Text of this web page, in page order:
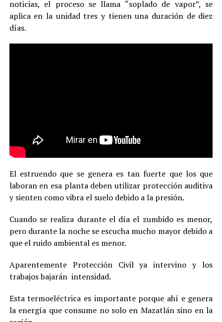
noticias, el proceso se llama “soplado de vapor”, se
aplica en la unidad tres y tienen una duración de diez
días.
El estruendo que se genera es tan fuerte que los que
laboran en esa planta deben utilizar protección auditiva
y sienten como vibra el suelo debido a la presión.
Cuando se realiza durante el día el zumbido es menor,
pero durante la noche se escucha mucho mayor debido a
que el ruido ambiental es menor.
Aparentemente Protección Civil ya intervino y los
trabajos bajarán intensidad.
Esta termoeléctrica es importante porque ahí e genera
la energía que consume no solo en Mazatlán sino en la